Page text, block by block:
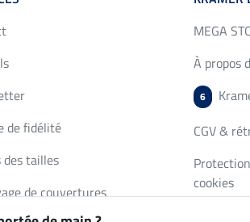
de fidélité
des tailles
de couvertures
MEGA
À propos
6
CGV &
cookies